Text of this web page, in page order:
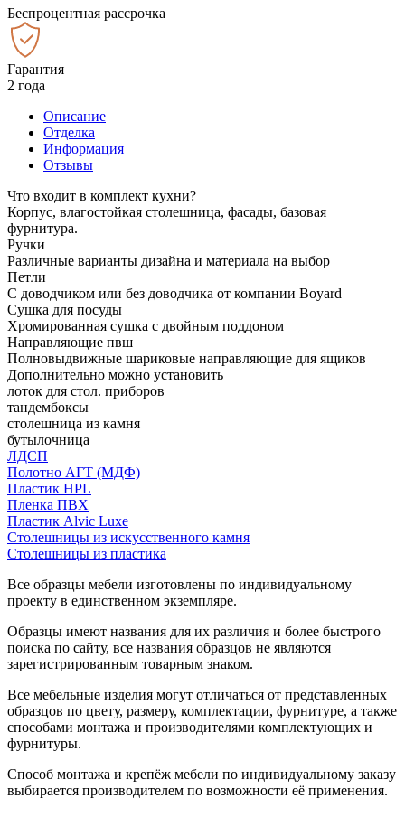
Беспроцентная рассрочка
Гарантия
2 года
Описание
Отделка
Информация
Отзывы
Что входит в комплект кухни?
Корпус, влагостойкая столешница, фасады, базовая
фурнитура.
Ручки
Различные варианты дизайна и материала на выбор
Петли
С доводчиком или без доводчика от компании Boyard
Сушка для посуды
Хромированная сушка с двойным поддоном
Направляющие пвш
Полновыдвижные шариковые направляющие для ящиков
Дополнительно можно установить
лоток для стол. приборов
тандембоксы
столешница из камня
бутылочница
ЛДСП
Полотно АГТ (МДФ)
Пластик HPL
Пленка ПВХ
Пластик Alvic Luxe
Столешницы из искусственного камня
Столешницы из пластика
Все образцы мебели изготовлены по индивидуальному
проекту в единственном экземпляре.
Образцы имеют названия для их различия и более быстрого
поиска по сайту, все названия образцов не являются
зарегистрированным товарным знаком.
Все мебельные изделия могут отличаться от представленных
образцов по цвету, размеру, комплектации, фурнитуре, а также
способами монтажа и производителями комплектующих и
фурнитуры.
Способ монтажа и крепёж мебели по индивидуальному заказу
выбирается производителем по возможности её применения.